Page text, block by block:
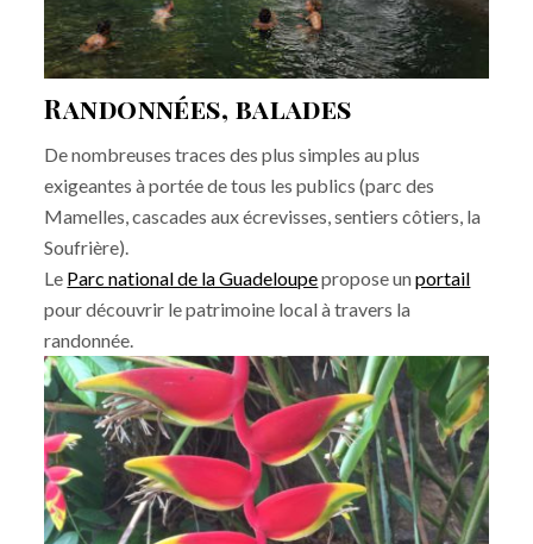
Randonnées, balades
De nombreuses traces des plus simples au plus
exigeantes à portée de tous les publics (parc des
Mamelles, cascades aux écrevisses, sentiers côtiers, la
Soufrière).
Le Parc national de la Guadeloupepropose unportail
pour découvrir le patrimoine local à travers la
randonnée.